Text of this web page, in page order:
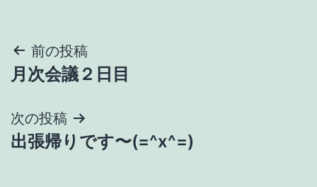
投
稿
ナ
ビ
前の投稿
月次会議２日目
次の投稿
出張帰りです〜(=^x^=)